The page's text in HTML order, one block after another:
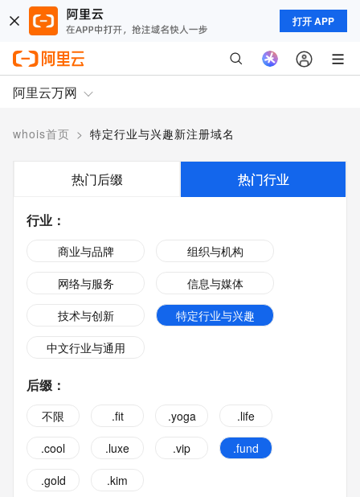
打开 APP
阿里云万网
whois首页 > 特定行业与兴趣新注册域名
热门后缀 热门行业
行业 ：
商业与品牌
组织与机构
网络与服务
信息与媒体
技术与创新
特定行业与兴趣
中文行业与通用
后缀 ：
不限 .fit .yoga
.life
.cool
.luxe .vip
.fund
.gold
.kim